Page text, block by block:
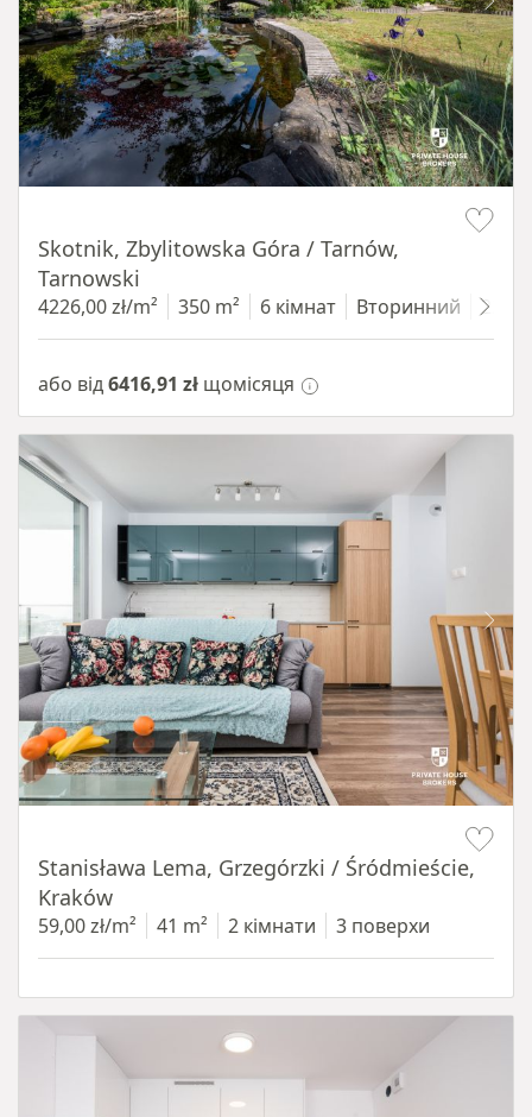
Skotnik, Zbylitowska Góra / Tarnów,
Tarnowski
4226,00 zł/m² 350 m² 6 кімнат Вторинний 2200
або від6416,91 zł щомісяця
Stanisława Lema, Grzegórzki / Śródmieście,
Kraków
59,00 zł/m² 41 m² 2 кімнати 3 поверхи